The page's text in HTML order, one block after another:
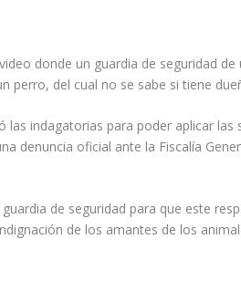
donde un guardia de seguridad
perro, del cual no se sabe si tiene
las indagatorias para poder aplicar
denuncia oficial ante la Fiscalía
de seguridad para que este
de los amantes de los